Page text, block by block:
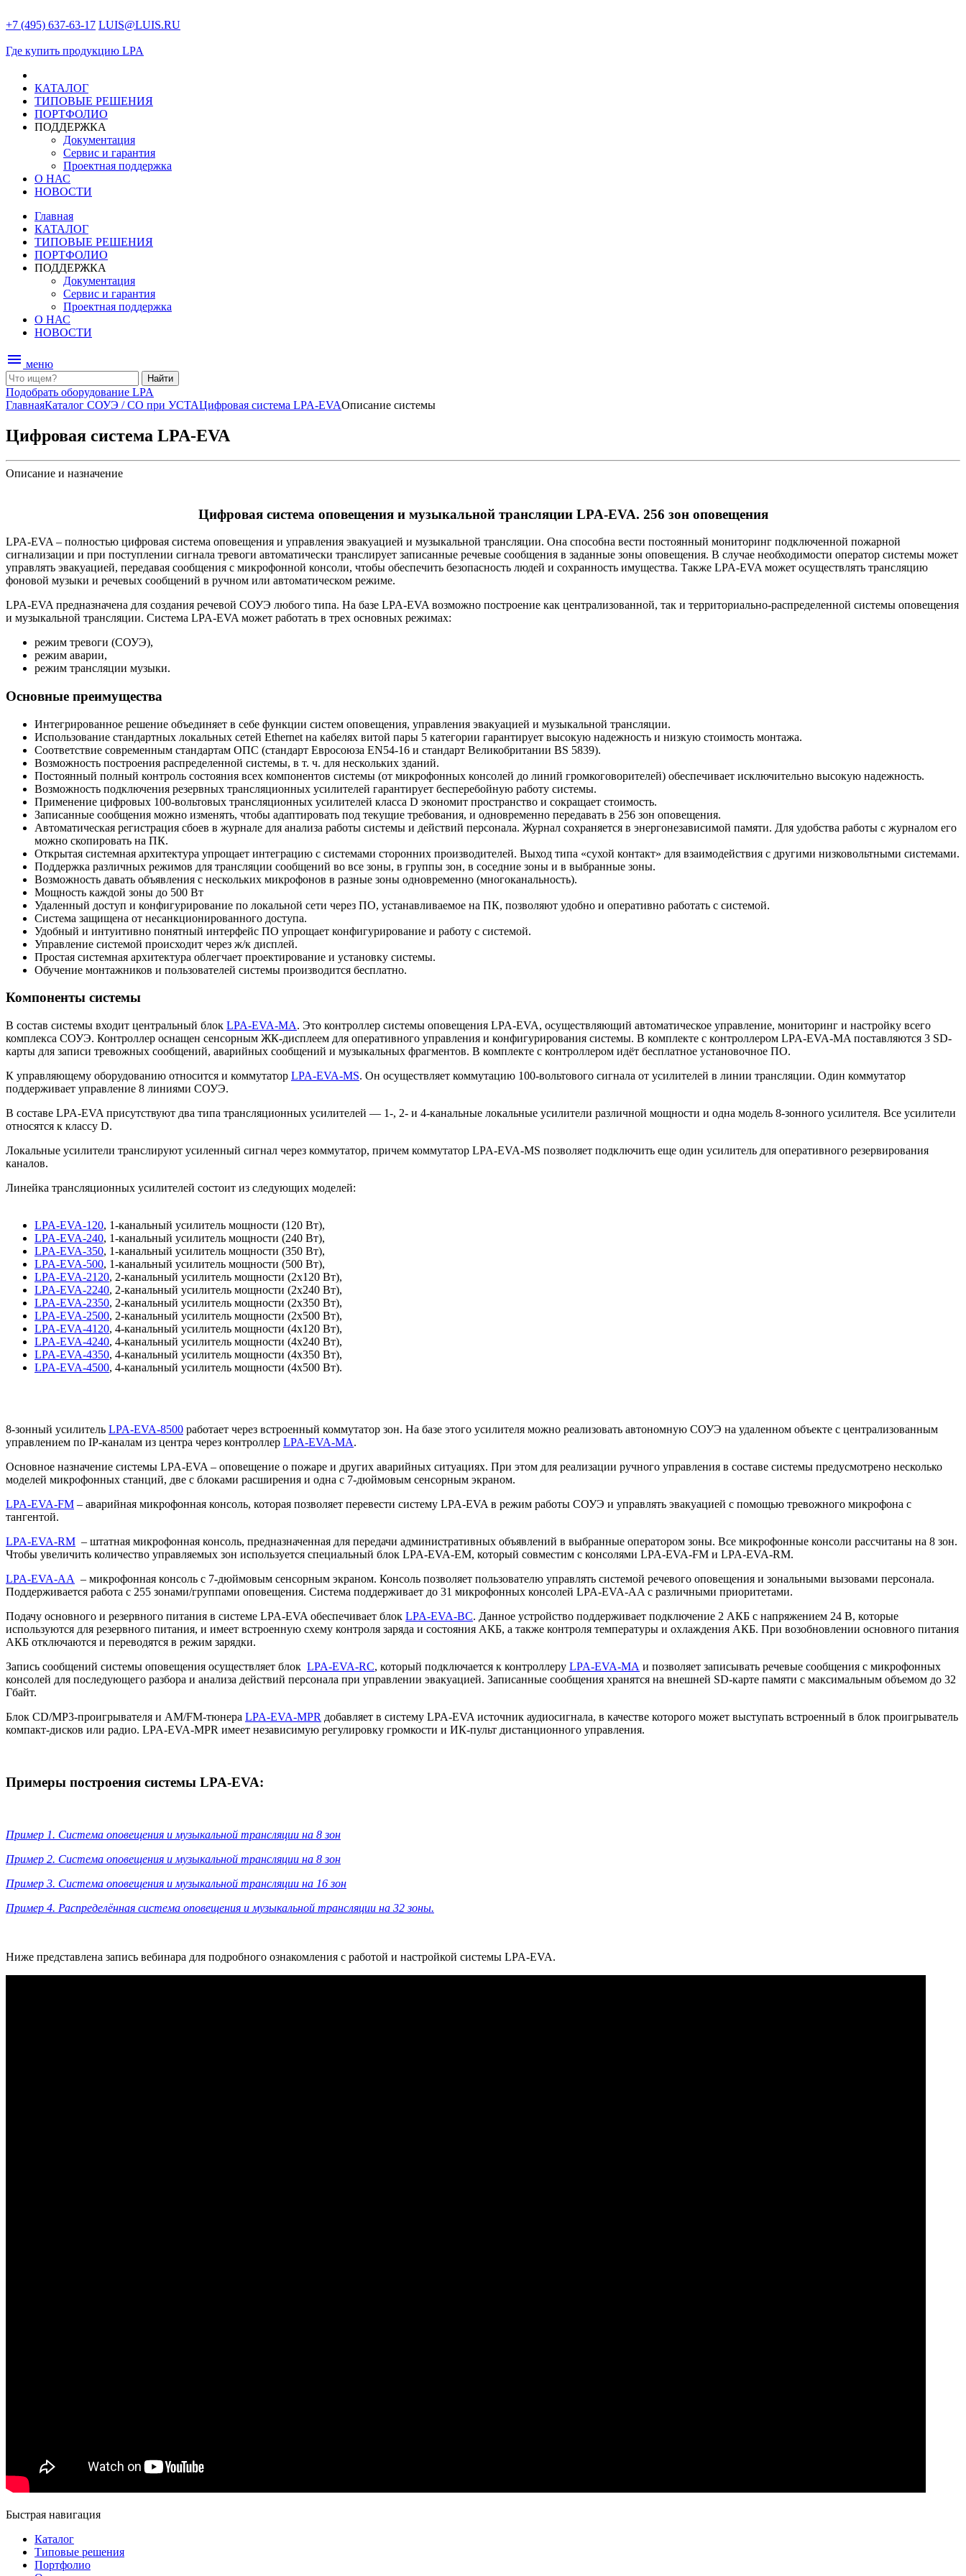
+7 (495) 637-63-17 LUIS@LUIS.RU
Где купить продукцию LPA
КАТАЛОГ
ТИПОВЫЕ РЕШЕНИЯ
ПОРТФОЛИО
ПОДДЕРЖКА
Документация
Сервис и гарантия
Проектная поддержка
О НАС
НОВОСТИ
Главная
КАТАЛОГ
ТИПОВЫЕ РЕШЕНИЯ
ПОРТФОЛИО
ПОДДЕРЖКА
Документация
Сервис и гарантия
Проектная поддержка
О НАС
НОВОСТИ
menu меню
Найти
Подобрать оборудование LPA
ГлавнаяКаталог СОУЭ / СО при УСТАЦифровая система LPA-EVAОписание системы
Цифровая система LPA-EVA
Описание и назначение
Цифровая система оповещения и музыкальной трансляции LPA-EVA. 256 зон оповещения
LPA-EVA – полностью цифровая система оповещения и управления эвакуацией и музыкальной трансляции. Она способна вести постоянный мониторинг подключенной пожарной
сигнализации и при поступлении сигнала тревоги автоматически транслирует записанные речевые сообщения в заданные зоны оповещения. В случае необходимости оператор системы может
управлять эвакуацией, передавая сообщения с микрофонной консоли, чтобы обеспечить безопасность людей и сохранность имущества. Также LPA-EVA может осуществлять трансляцию
фоновой музыки и речевых сообщений в ручном или автоматическом режиме.
LPA-EVA предназначена для создания речевой СОУЭ любого типа. На базе LPA-EVA возможно построение как централизованной, так и территориально-распределенной системы оповещения
и музыкальной трансляции. Система LPA-EVA может работать в трех основных режимах:
режим тревоги (СОУЭ),
режим аварии,
режим трансляции музыки.
Основные преимущества
Интегрированное решение объединяет в себе функции систем оповещения, управления эвакуацией и музыкальной трансляции.
Использование стандартных локальных сетей Ethernet на кабелях витой пары 5 категории гарантирует высокую надежность и низкую стоимость монтажа.
Соответствие современным стандартам ОПС (стандарт Евросоюза EN54-16 и стандарт Великобритании BS 5839).
Возможность построения распределенной системы, в т. ч. для нескольких зданий.
Постоянный полный контроль состояния всех компонентов системы (от микрофонных консолей до линий громкоговорителей) обеспечивает исключительно высокую надежность.
Возможность подключения резервных трансляционных усилителей гарантирует бесперебойную работу системы.
Применение цифровых 100-вольтовых трансляционных усилителей класса D экономит пространство и сокращает стоимость.
Записанные сообщения можно изменять, чтобы адаптировать под текущие требования, и одновременно передавать в 256 зон оповещения.
Автоматическая регистрация сбоев в журнале для анализа работы системы и действий персонала. Журнал сохраняется в энергонезависимой памяти. Для удобства работы с журналом его
можно скопировать на ПК.
Открытая системная архитектура упрощает интеграцию с системами сторонних производителей. Выход типа «сухой контакт» для взаимодействия с другими низковольтными системами.
Поддержка различных режимов для трансляции сообщений во все зоны, в группы зон, в соседние зоны и в выбранные зоны.
Возможность давать объявления с нескольких микрофонов в разные зоны одновременно (многоканальность).
Мощность каждой зоны до 500 Вт
Удаленный доступ и конфигурирование по локальной сети через ПО, устанавливаемое на ПК, позволяют удобно и оперативно работать с системой.
Система защищена от несанкционированного доступа.
Удобный и интуитивно понятный интерфейс ПО упрощает конфигурирование и работу с системой.
Управление системой происходит через ж/к дисплей.
Простая системная архитектура облегчает проектирование и установку системы.
Обучение монтажников и пользователей системы производится бесплатно.
Компоненты системы
В состав системы входит центральный блок LPA-EVA-MA. Это контроллер системы оповещения LPA-EVA, осуществляющий автоматическое управление, мониторинг и настройку всего
комплекса СОУЭ. Контроллер оснащен сенсорным ЖК-дисплеем для оперативного управления и конфигурирования системы. В комплекте с контроллером LPA-EVA-MA поставляются 3 SD-
карты для записи тревожных сообщений, аварийных сообщений и музыкальных фрагментов. В комплекте с контроллером идёт бесплатное установочное ПО.
К управляющему оборудованию относится и коммутатор LPA-EVA-MS. Он осуществляет коммутацию 100-вольтового сигнала от усилителей в линии трансляции. Один коммутатор
поддерживает управление 8 линиями СОУЭ.
В составе LPA-EVA присутствуют два типа трансляционных усилителей — 1-, 2- и 4-канальные локальные усилители различной мощности и одна модель 8-зонного усилителя. Все усилители
относятся к классу D.
Локальные усилители транслируют усиленный сигнал через коммутатор, причем коммутатор LPA-EVA-MS позволяет подключить еще один усилитель для оперативного резервирования
каналов.
Линейка трансляционных усилителей состоит из следующих моделей:
LPA-EVA-120, 1-канальный усилитель мощности (120 Вт),
LPA-EVA-240, 1-канальный усилитель мощности (240 Вт),
LPA-EVA-350, 1-канальный усилитель мощности (350 Вт),
LPA-EVA-500, 1-канальный усилитель мощности (500 Вт),
LPA-EVA-2120, 2-канальный усилитель мощности (2х120 Вт),
LPA-EVA-2240, 2-канальный усилитель мощности (2х240 Вт),
LPA-EVA-2350, 2-канальный усилитель мощности (2х350 Вт),
LPA-EVA-2500, 2-канальный усилитель мощности (2х500 Вт),
LPA-EVA-4120, 4-канальный усилитель мощности (4х120 Вт),
LPA-EVA-4240, 4-канальный усилитель мощности (4х240 Вт),
LPA-EVA-4350, 4-канальный усилитель мощности (4х350 Вт),
LPA-EVA-4500, 4-канальный усилитель мощности (4х500 Вт).
8-зонный усилитель LPA-EVA-8500 работает через встроенный коммутатор зон. На базе этого усилителя можно реализовать автономную СОУЭ на удаленном объекте с централизованным
управлением по IP-каналам из центра через контроллер LPA-EVA-MA.
Основное назначение системы LPA-EVA – оповещение о пожаре и других аварийных ситуациях. При этом для реализации ручного управления в составе системы предусмотрено несколько
моделей микрофонных станций, две с блоками расширения и одна с 7-дюймовым сенсорным экраном.
LPA-EVA-FM – аварийная микрофонная консоль, которая позволяет перевести систему LPA-EVA в режим работы СОУЭ и управлять эвакуацией с помощью тревожного микрофона с
тангентой.
LPA-EVA-RM – штатная микрофонная консоль, предназначенная для передачи административных объявлений в выбранные оператором зоны. Все микрофонные консоли рассчитаны на 8 зон.
Чтобы увеличить количество управляемых зон используется специальный блок LPA-EVA-EM, который совместим с консолями LPA-EVA-FM и LPA-EVA-RM.
LPA-EVA-AA – микрофонная консоль с 7-дюймовым сенсорным экраном. Консоль позволяет пользователю управлять системой речевого оповещения и зональными вызовами персонала.
Поддерживается работа с 255 зонами/группами оповещения. Система поддерживает до 31 микрофонных консолей LPA-EVA-AA с различными приоритетами.
Подачу основного и резервного питания в системе LPA-EVA обеспечивает блок LPA-EVA-BC. Данное устройство поддерживает подключение 2 АКБ с напряжением 24 В, которые
используются для резервного питания, и имеет встроенную схему контроля заряда и состояния АКБ, а также контроля температуры и охлаждения АКБ. При возобновлении основного питания
АКБ отключаются и переводятся в режим зарядки.
Запись сообщений системы оповещения осуществляет блок LPA-EVA-RC, который подключается к контроллеру LPA-EVA-MA и позволяет записывать речевые сообщения с микрофонных
консолей для последующего разбора и анализа действий персонала при управлении эвакуацией. Записанные сообщения хранятся на внешней SD-карте памяти с максимальным объемом до 32
Гбайт.
Блок CD/MP3-проигрывателя и AM/FM-тюнера LPA-EVA-MPR добавляет в систему LPA-EVA источник аудиосигнала, в качестве которого может выступать встроенный в блок проигрыватель
компакт-дисков или радио. LPA-EVA-MPR имеет независимую регулировку громкости и ИК-пульт дистанционного управления.
Примеры построения системы LPA-EVA:
Пример 1. Система оповещения и музыкальной трансляции на 8 зон
Пример 2. Система оповещения и музыкальной трансляции на 8 зон
Пример 3. Система оповещения и музыкальной трансляции на 16 зон
Пример 4. Распределённая система оповещения и музыкальной трансляции на 32 зоны.
Ниже представлена запись вебинара для подробного ознакомления с работой и настройкой сиcтемы LPA-EVA.
Быстрая навигация
Каталог
Типовые решения
Портфолио